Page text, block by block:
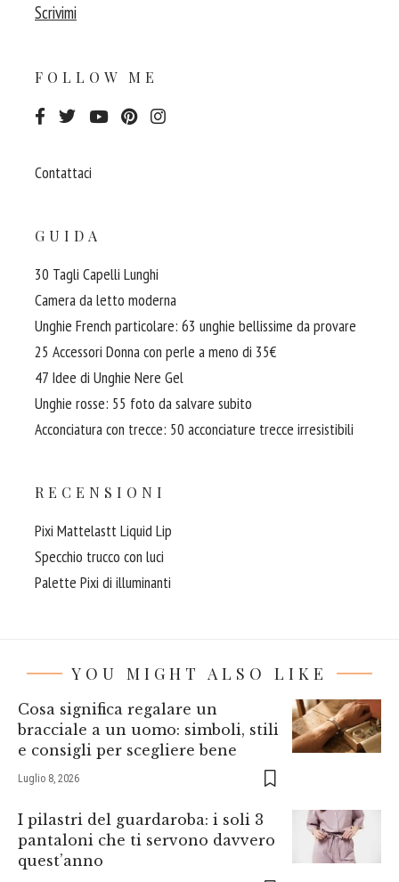
Scrivimi
FOLLOW ME
Contattaci
GUIDA
30 Tagli Capelli Lunghi
Camera da letto moderna
Unghie French particolare: 63 unghie bellissime da provare
25 Accessori Donna con perle a meno di 35€
47 Idee di Unghie Nere Gel
Unghie rosse: 55 foto da salvare subito
Acconciatura con trecce: 50 acconciature trecce irresistibili
RECENSIONI
Pixi Mattelastt Liquid Lip
Specchio trucco con luci
Palette Pixi di illuminanti
YOU MIGHT ALSO LIKE
Cosa significa regalare un
bracciale a un uomo: simboli, stili
e consigli per scegliere bene
Luglio 8, 2026
I pilastri del guardaroba: i soli 3
pantaloni che ti servono davvero
quest’anno